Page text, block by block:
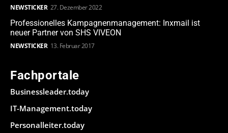
NEWSTICKER 27. Dezember 2022
Professionelles Kampagnenmanagement: Inxmail ist
neuer Partner von SHS VIVEON
NEWSTICKER 13. Februar 2017
Fachportale
Businessleader.today
IT-Management.today
Personalleiter.today